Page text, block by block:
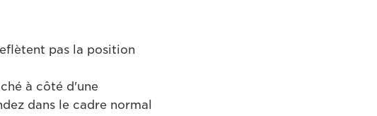
pas la position
à côté d'une
dans le cadre normal